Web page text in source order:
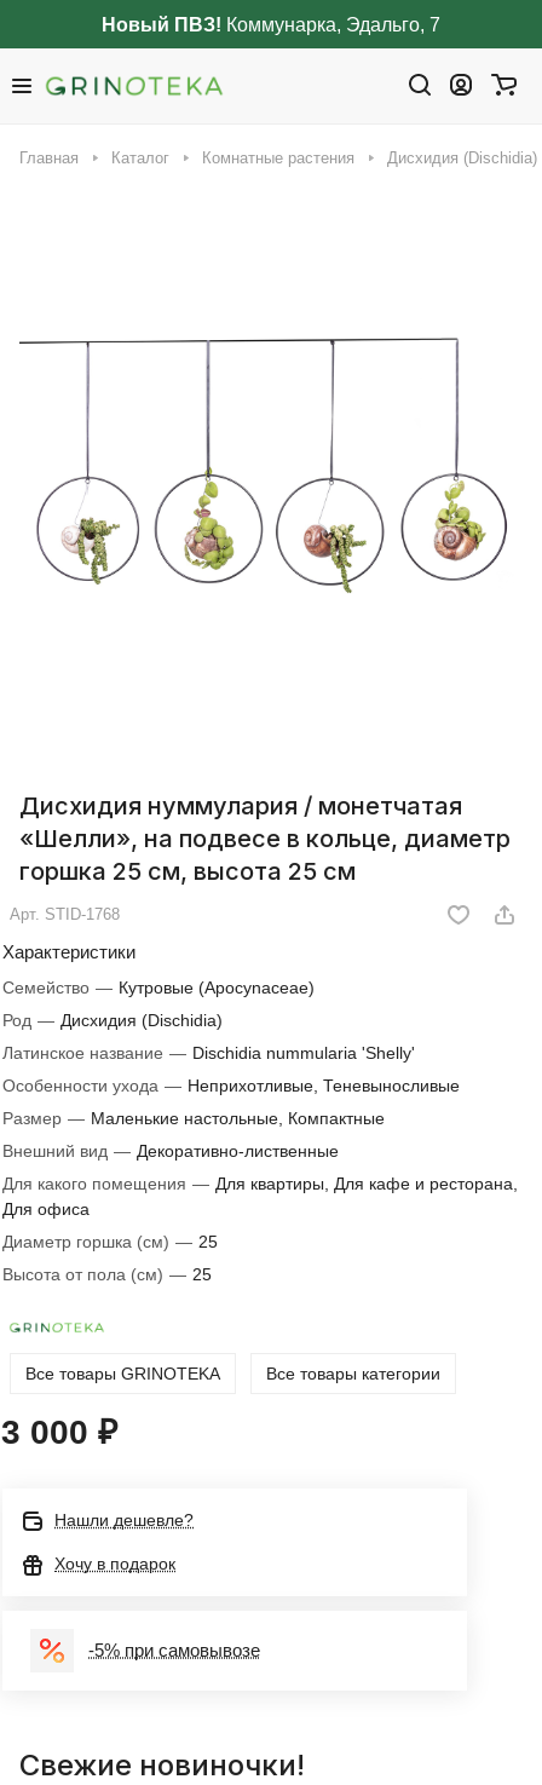
Новый ПВЗ! Коммунарка, Эдальго, 7
Главная Каталог Комнатные растения Дисхидия (Dischidia)
Дисхидия нуммулария / монетчатая
«Шелли», на подвесе в кольце, диаметр
горшка 25 см, высота 25 см
Арт. STID-1768
Характеристики
Семейство — Кутровые (Apocynaceae)
Род — Дисхидия (Dischidia)
Латинское название — Dischidia nummularia 'Shelly'
Особенности ухода — Неприхотливые, Теневыносливые
Размер — Маленькие настольные, Компактные
Внешний вид — Декоративно-лиственные
Для какого помещения — Для квартиры, Для кафе и ресторана,
Для офиса
Диаметр горшка (см) — 25
Высота от пола (см) — 25
Все товары GRINOTEKA Все товары категории
3 000 ₽
Нашли дешевле?
Хочу в подарок
-5% при самовывозе
Свежие новиночки!